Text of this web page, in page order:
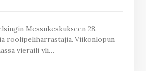
Messukeskukseen 28.–
roolipeliharrastajia. Viikonlopun
vieraili yli…